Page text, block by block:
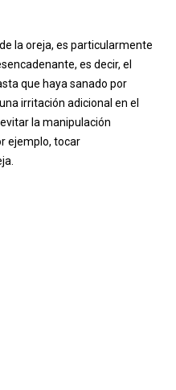
la oreja, es particularmente
es decir, el
que haya sanado por
irritación adicional en el
la manipulación
ejemplo, tocar